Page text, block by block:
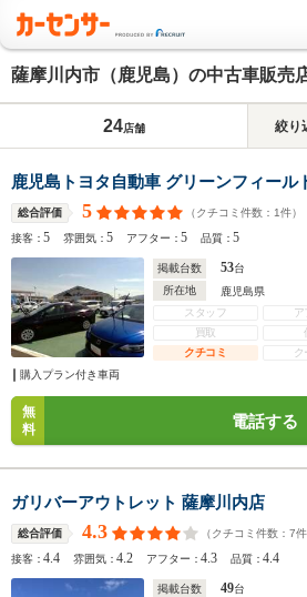
薩摩川内市（鹿児島）の中古車販売
24店舗 絞り
鹿児島トヨタ自動車 グリーンフィール
総合評価 5 （クチコミ件数： 1件）
接客：5 雰囲気：5 アフター：5 品質：5
掲載台数 53台
所在地
鹿児島県
スタッフ
ア
買取
クチコミ
ク
購入プラン付き車両
無
料
電話する
ガリバーアウトレット 薩摩川内店
総合評価 4.3 （クチコミ件数： 7件
接客：4.4 雰囲気：4.2 アフター：4.3 品質：4.4
掲載台数 49台